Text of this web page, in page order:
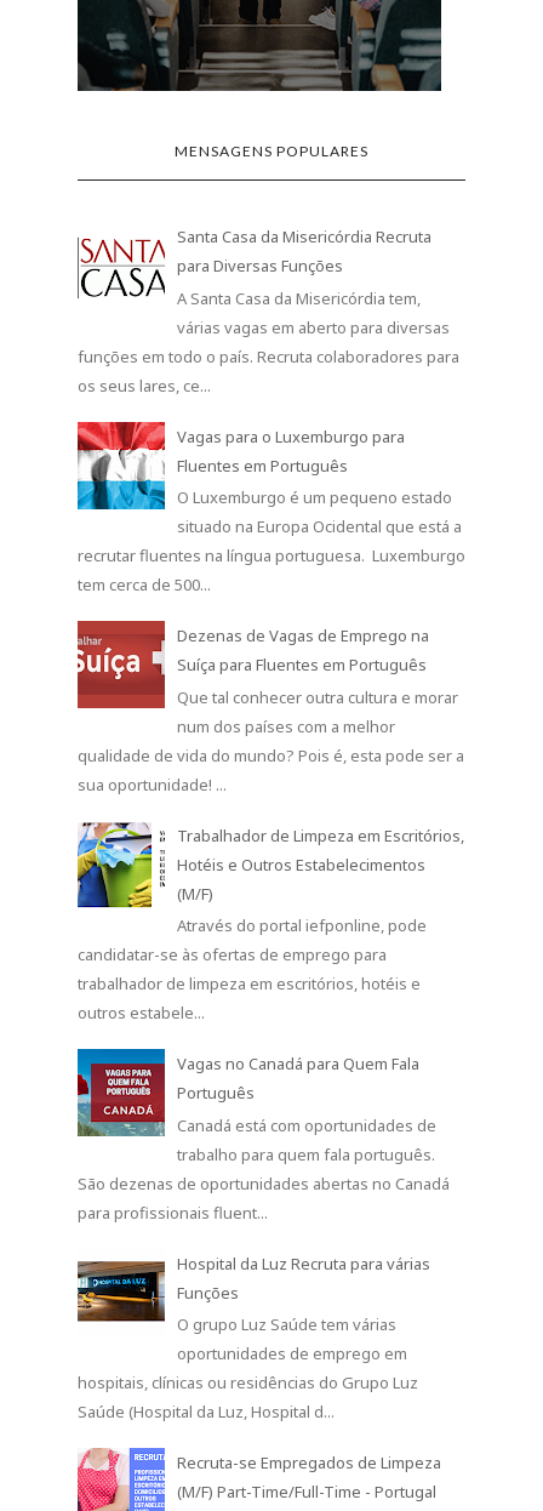
MENSAGENS POPULARES
Santa Casa da Misericórdia Recruta
para Diversas Funções
A Santa Casa da Misericórdia tem,
várias vagas em aberto para diversas
funções em todo o país. Recruta colaboradores para
os seus lares, ce...
Vagas para o Luxemburgo para
Fluentes em Português
O Luxemburgo é um pequeno estado
situado na Europa Ocidental que está a
recrutar fluentes na língua portuguesa. Luxemburgo
tem cerca de 500...
Dezenas de Vagas de Emprego na
Suíça para Fluentes em Português
Que tal conhecer outra cultura e morar
num dos países com a melhor
qualidade de vida do mundo? Pois é, esta pode ser a
sua oportunidade! ...
Trabalhador de Limpeza em Escritórios,
Hotéis e Outros Estabelecimentos
(M/F)
Através do portal iefponline, pode
candidatar-se às ofertas de emprego para
trabalhador de limpeza em escritórios, hotéis e
outros estabele...
Vagas no Canadá para Quem Fala
Português
Canadá está com oportunidades de
trabalho para quem fala português.
São dezenas de oportunidades abertas no Canadá
para profissionais fluent...
Hospital da Luz Recruta para várias
Funções
O grupo Luz Saúde tem várias
oportunidades de emprego em
hospitais, clínicas ou residências do Grupo Luz
Saúde (Hospital da Luz, Hospital d...
Recruta-se Empregados de Limpeza
(M/F) Part-Time/Full-Time - Portugal